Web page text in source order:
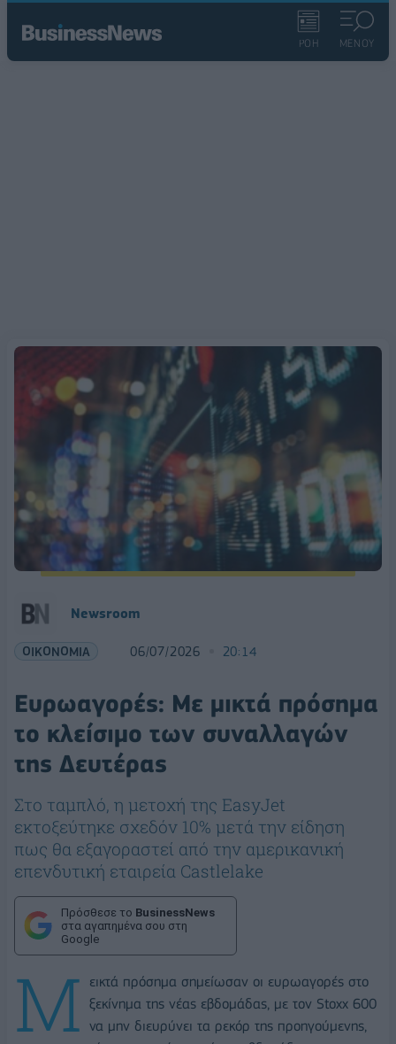
ΡΟΗ ΜΕΝΟΥ
Newsroom
ΟΙΚΟΝΟΜΙΑ 06/07/2026 20:14
Ευρωαγορές: Με μικτά πρόσημα
το κλείσιμο των συναλλαγών
της Δευτέρας
Στο ταμπλό, η μετοχή της EasyJet
εκτοξεύτηκε σχεδόν 10% μετά την είδηση
πως θα εξαγοραστεί από την αμερικανική
επενδυτική εταιρεία Castlelake
Πρόσθεσε το BusinessNews
στα αγαπημένα σου στη
Google
Μ
εικτά πρόσημα σημείωσαν οι ευρωαγορές στο
ξεκίνημα της νέας εβδομάδας, με τον Stoxx 600
να μην διευρύνει τα ρεκόρ της προηγούμενης,